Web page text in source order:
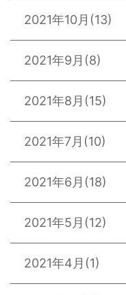
2021年10月 (13)
2021年9月 (8)
2021年8月 (15)
2021年7月 (10)
2021年6月 (18)
2021年5月 (12)
2021年4月 (1)